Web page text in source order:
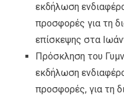
εκδήλωση
προσφορές για τη
επίσκεψης στα
Πρόσκληση του
εκδήλωση
προσφορές, για τη